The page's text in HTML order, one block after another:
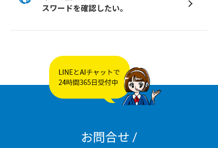
スワードを確認したい。
お問合せ /